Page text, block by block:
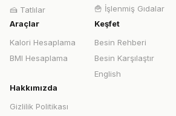
🍰 Tatlılar
🍟 İşlenmiş Gıdalar
Araçlar
Kalori Hesaplama
BMI Hesaplama
Keşfet
Besin Rehberi
Besin Karşılaştır
English
Hakkımızda
Gizlilik Politikası